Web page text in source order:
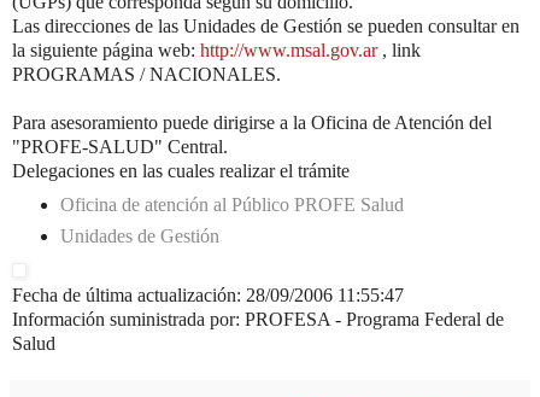
Las direcciones de las Unidades de Gestión se pueden consultar en
la siguiente página web: http://www.msal.gov.ar, link
PROGRAMAS / NACIONALES.
Para asesoramiento puede dirigirse a la Oficina de Atención del
"PROFE-SALUD" Central.
Delegaciones en las cuales realizar el trámite
Oficina de atención al Público PROFE Salud
Unidades de Gestión
Fecha de última actualización: 28/09/2006 11:55:47
Información suministrada por: PROFESA - Programa Federal de
Salud